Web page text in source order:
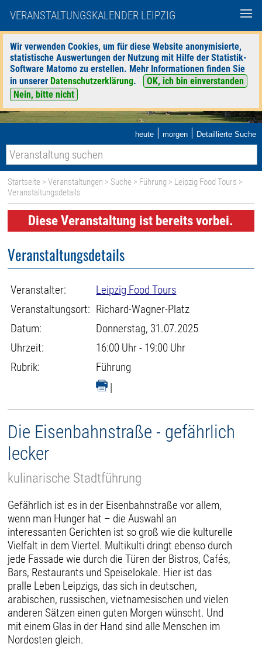
VERANSTALTUNGSKALENDER LEIPZIG
Wir verwenden Cookies, um für diese Website anonymisierte,
statistische Auswertungen der Nutzung mit Hilfe der Statistik-
Software Matomo zu erstellen. Mehr Informationen finden Sie
in unserer Datenschutzerklärung.
OK, ich bin einverstanden
Nein, bitte nicht
heute | morgen | Detaillierte Suche
Startseite >Veranstaltungen > Suche > Führung > Leipzig Food Tours >
Veranstaltungsdetails
Diese Veranstaltung ist bereits vorbei.
Veranstaltungsdetails
Veranstalter:
Leipzig Food Tours
Veranstaltungsort: Richard-Wagner-Platz
Datum:
Donnerstag, 31.07.2025
Uhrzeit:
16:00 Uhr - 19:00 Uhr
Rubrik:
Führung
|
Die Eisenbahnstraße - gefährlich
lecker
kulinarische Stadtführung
Gefährlich ist es in der Eisenbahnstraße vor allem,
wenn man Hunger hat – die Auswahl an
interessanten Gerichten ist so groß wie die kulturelle
Vielfalt in dem Viertel. Multikulti dringt ebenso durch
jede Fassade wie durch die Türen der Bistros, Cafés,
Bars, Restaurants und Speiselokale. Hier ist das
pralle Leben Leipzigs, das sich in deutschen,
arabischen, russischen, vietnamesischen und vielen
anderen Sätzen einen guten Morgen wünscht. Und
mit einem Glas in der Hand sind alle Menschen im
Nordosten gleich.